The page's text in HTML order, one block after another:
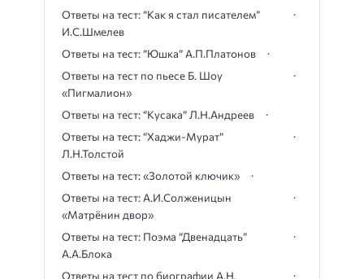
Ответы на тест: “Как я стал писателем”
И.С.Шмелев
Ответы на тест: “Юшка” А.П.Платонов
Ответы на тест по пьесе Б. Шоу
«Пигмалион»
Ответы на тест: “Кусака” Л.Н.Андреев
Ответы на тест: “Хаджи-Мурат”
Л.Н.Толстой
Ответы на тест: «Золотой ключик»
Ответы на тест: А.И.Солженицын
«Матрёнин двор»
Ответы на тест: Поэма “Двенадцать”
А.А.Блока
Ответы на тест по биографии А.Н.